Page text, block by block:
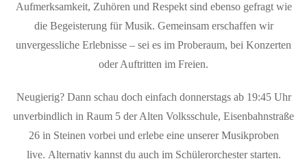
Aufmerksamkeit, Zuhören und Respekt sind ebenso gefragt wie
die Begeisterung für Musik. Gemeinsam erschaffen wir
unvergessliche Erlebnisse – sei es im Proberaum, bei Konzerten
oder Auftritten im Freien.
Neugierig? Dann schau doch einfach donnerstags ab 19:45 Uhr
unverbindlich in Raum 5 der Alten Volksschule, Eisenbahnstraße
26 in Steinen vorbei und erlebe eine unserer Musikproben
live. Alternativ kannst du auch im Schülerorchester starten.